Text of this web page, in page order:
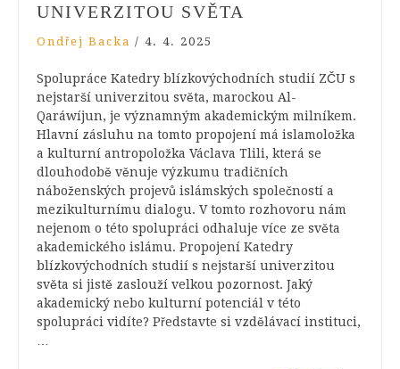
UNIVERZITOU SVĚTA
Ondřej Backa / 4. 4. 2025
Spolupráce Katedry blízkovýchodních studií ZČU s
nejstarší univerzitou světa, marockou Al-
Qaráwíjun, je významným akademickým milníkem.
Hlavní zásluhu na tomto propojení má islamoložka
a kulturní antropoložka Václava Tlili, která se
dlouhodobě věnuje výzkumu tradičních
náboženských projevů islámských společností a
mezikulturnímu dialogu. V tomto rozhovoru nám
nejenom o této spolupráci odhaluje více ze světa
akademického islámu. Propojení Katedry
blízkovýchodních studií s nejstarší univerzitou
světa si jistě zaslouží velkou pozornost. Jaký
akademický nebo kulturní potenciál v této
spolupráci vidíte? Představte si vzdělávací instituci,